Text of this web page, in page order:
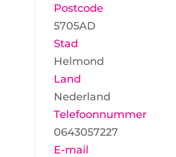
Postcode
5705AD
Stad
Helmond
Land
Nederland
Telefoonnummer
0643057227
E-mail